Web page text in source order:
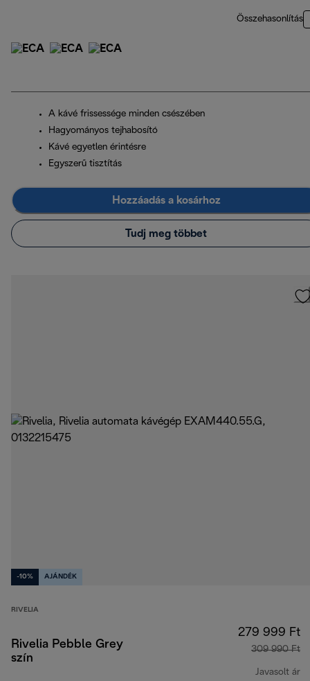
Összehasonlítás
A kávé frissessége minden csészében
Hagyományos tejhabosító
Kávé egyetlen érintésre
Egyszerű tisztítás
Hozzáadás a kosárhoz
Tudj meg többet
-10% AJÁNDÉK
RIVELIA
Rivelia Pebble Grey
szín
279 999 Ft
309 990 Ft
Javasolt ár